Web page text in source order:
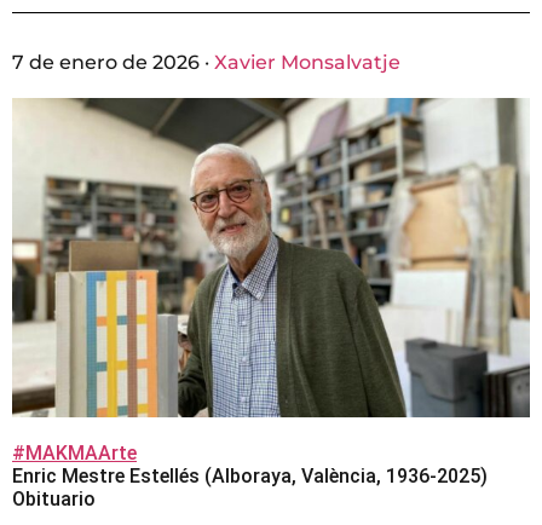
7 de enero de 2026 · Xavier Monsalvatje
#MAKMAArte
Enric Mestre Estellés (Alboraya, València, 1936-2025)
Obituario